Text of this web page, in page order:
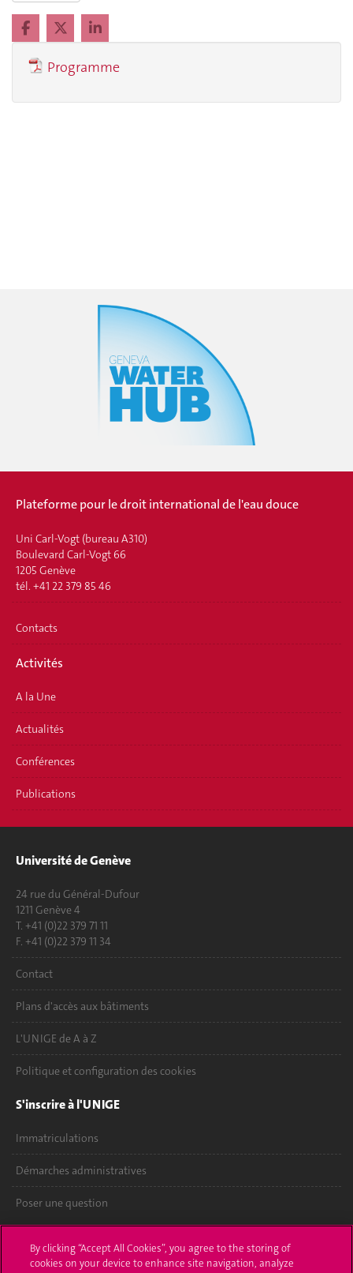
Programme
Plateforme pour le droit international de l'eau douce
Uni Carl-Vogt (bureau A310)
Boulevard Carl-Vogt 66
1205 Genève
tél. +41 22 379 85 46
Contacts
Activités
A la Une
Actualités
Conférences
Publications
Université de Genève
24 rue du Général-Dufour
1211 Genève 4
T. +41 (0)22 379 71 11
F. +41 (0)22 379 11 34
Contact
Plans d'accès aux bâtiments
L'UNIGE de A à Z
Politique et configuration des cookies
S'inscrire à l'UNIGE
Immatriculations
Démarches administratives
Poser une question
UNIGE Mobile
By clicking “Accept All Cookies”, you agree to the storing of
cookies on your device to enhance site navigation, analyze